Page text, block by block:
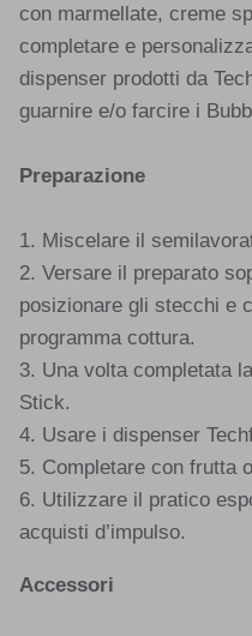
con marmellate, creme
completare e
dispenser prodotti da
guarnire e/o farcire i
Preparazione
1. Miscelare il
2. Versare il preparato
posizionare gli stecchi e
programma cottura.
3. Una volta completata
Stick.
4. Usare i dispenser
5. Completare con frutta
6. Utilizzare il pratico
acquisti d’impulso.
Accessori